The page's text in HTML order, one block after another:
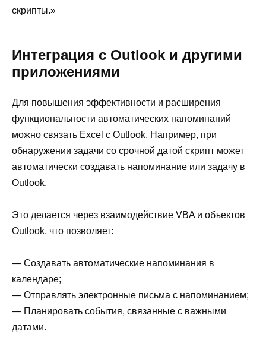
скрипты.»
Интеграция с Outlook и другими
приложениями
Для повышения эффективности и расширения
функциональности автоматических напоминаний
можно связать Excel с Outlook. Например, при
обнаружении задачи со срочной датой скрипт может
автоматически создавать напоминание или задачу в
Outlook.
Это делается через взаимодействие VBA и объектов
Outlook, что позволяет:
— Создавать автоматические напоминания в
календаре;
— Отправлять электронные письма с напоминанием;
— Планировать события, связанные с важными
датами.